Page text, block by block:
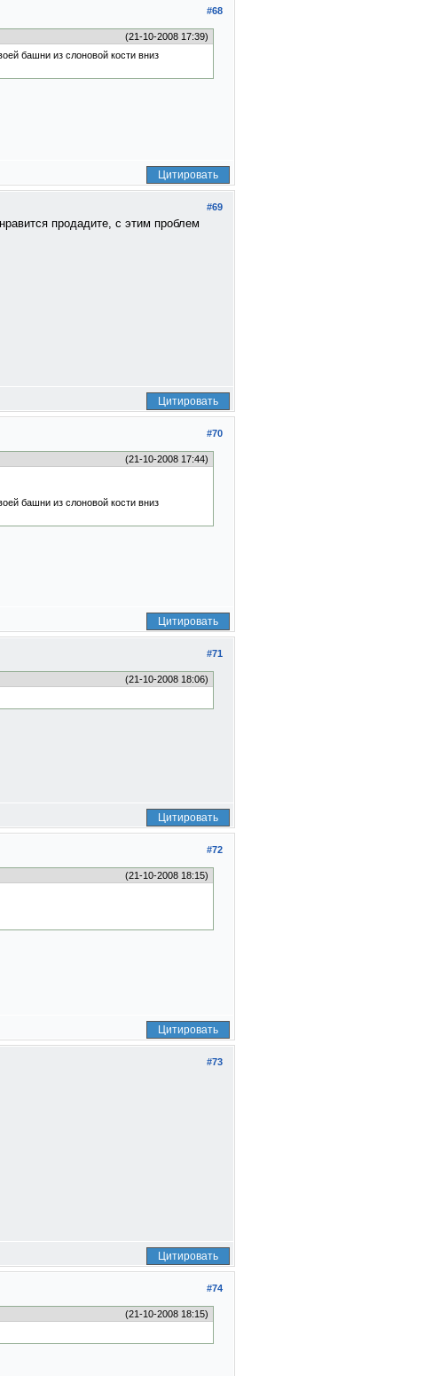
#68
(21-10-2008 17:39)
башни из слоновой кости вниз
Цитировать
#69
продадите, с этим проблем
Цитировать
#70
(21-10-2008 17:44)
башни из слоновой кости вниз
Цитировать
#71
(21-10-2008 18:06)
Цитировать
#72
(21-10-2008 18:15)
Цитировать
#73
Цитировать
#74
(21-10-2008 18:15)